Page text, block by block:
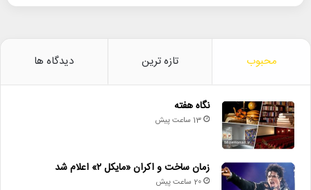
محبوب تازه ترین دیدگاه ها
نگاه هفته
13 ساعت پیش
زمان ساخت و اکران «مایکل ۲» اعلام شد
20 ساعت پیش